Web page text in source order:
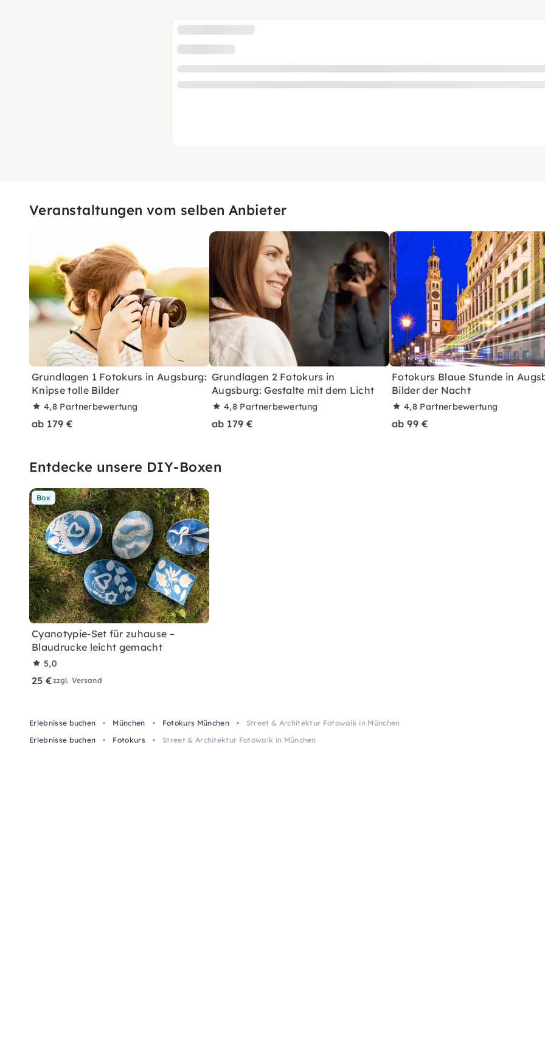
Veranstaltungen vom selben Anbieter
Grundlagen 1 Fotokurs in Augsburg:
Knipse tolle Bilder
4,8 Partnerbewertung
ab 179 €
Grundlagen 2 Fotokurs in
Augsburg: Gestalte mit dem Licht
4,8 Partnerbewertung
ab 179 €
Fotokurs Blaue Stunde in
Bilder der Nacht
4,8 Partnerbewertung
ab 99 €
Entdecke unsere DIY-Boxen
Box
Cyanotypie-Set für zuhause –
Blaudrucke leicht gemacht
5,0
25 €zzgl. Versand
Erlebnisse buchen München Fotokurs München
Street & Architektur Fotowalk in München
Erlebnisse buchen
Fotokurs Street & Architektur Fotowalk in München